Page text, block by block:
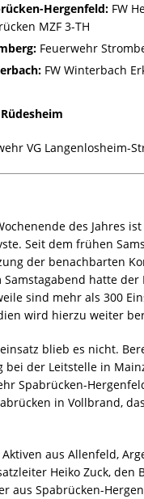
Hergenfeld: FW
MZF 3-TH
Feuerwehr
FW Winterbach
VG Langenlosheim-
des Jahres
Seit dem frühen
der benachbarten
hatte
sind mehr als 300
wird hierzu weiter
blieb es nicht.
bei der Leitstelle in
Spabrücken-
in Vollbrand,
aus Allenfeld,
Heiko Zuck,
aus Spabrücken-